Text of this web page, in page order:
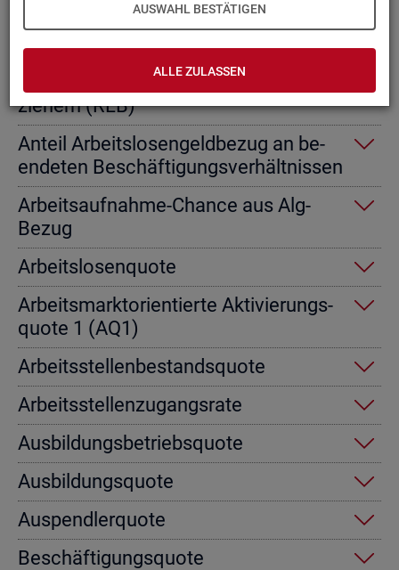
AUSWAHL BESTÄTIGEN
ALLE ZULASSEN
Ab­gangs­ra­te von Ar­beits­lo­sen­geld­
emp­fän­gern
Ab­gangs­ra­te von Re­gel­leis­tungs­be­
zie­hern (RLB)
An­teil Ar­beits­lo­sen­geld­be­zug an be­
en­de­ten Be­schäf­ti­gungs­ver­hält­nis­sen
Ar­beits­auf­nah­me-Chan­ce aus Alg-
Bezug
Ar­beits­lo­sen­quo­te
Ar­beits­markt­ori­en­tier­te Ak­ti­vie­rungs­
quo­te 1 (AQ1)
Ar­beits­stel­len­be­stands­quo­te
Ar­beits­stel­len­zu­gangs­ra­te
Aus­bil­dungs­be­triebs­quo­te
Aus­bil­dungs­quo­te
Aus­pend­ler­quo­te
Be­schäf­ti­gungs­quo­te